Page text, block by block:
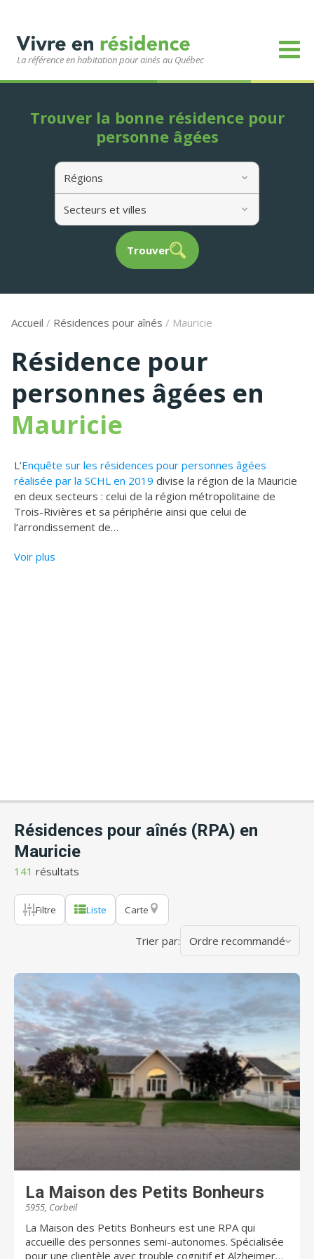
La référence en habitation pour ainés au Québec
Régions
Secteurs et villes
Trouver
Trouver la bonne résidence pour
personne âgées
Accueil / Résidences pour aînés / Mauricie
Résidence pour
personnes âgées en
Mauricie
L’Enquête sur les résidences pour personnes âgées
réalisée par la SCHL en 2019 divise la région de la Mauricie
en deux secteurs : celui de la région métropolitaine de
Trois-Rivières et sa périphérie ainsi que celui de
l’arrondissement de…
Voir plus
Résidences pour aînés (RPA) en
Mauricie
141 résultats
Filtre Liste Carte
Trier par: Ordre recommandé
La Maison des Petits Bonheurs
5955, Corbeil
La Maison des Petits Bonheurs est une RPA qui
accueille des personnes semi-autonomes. Spécialisée
pour une clientèle avec trouble cognitif et Alzheimer